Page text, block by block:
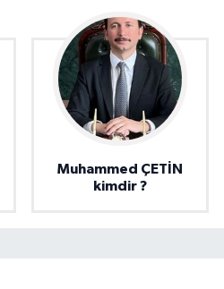
Muhammed ÇETİN
kimdir ?